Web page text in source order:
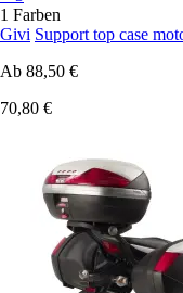
1 Farben
Givi Support top case
Ab 88,50 €
70,80 €